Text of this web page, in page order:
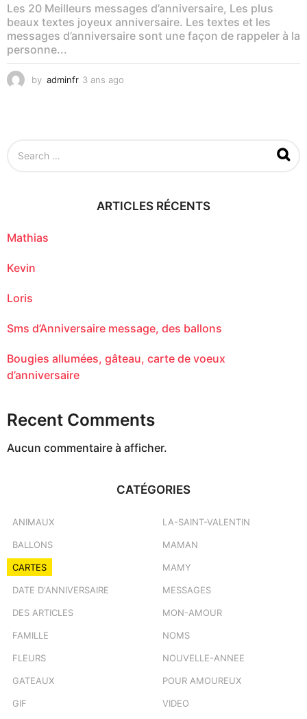
Les 20 Meilleurs messages d’anniversaire, Les plus
beaux textes joyeux anniversaire. Les textes et les
messages d’anniversaire sont une façon de rappeler à la
personne...
by adminfr 3 ans ago
o
:
ARTICLES RÉCENTS
Mathias
Kevin
Loris
Sms d’Anniversaire message, des ballons
Bougies allumées, gâteau, carte de voeux
d’anniversaire
Recent Comments
Aucun commentaire à afficher.
CATÉGORIES
ANIMAUX
BALLONS
CARTES
DATE D'ANNIVERSAIRE
DES ARTICLES
FAMILLE
FLEURS
GATEAUX
GIF
LA-SAINT-VALENTIN
MAMAN
MAMY
MESSAGES
MON-AMOUR
NOMS
NOUVELLE-ANNEE
POUR AMOUREUX
VIDEO